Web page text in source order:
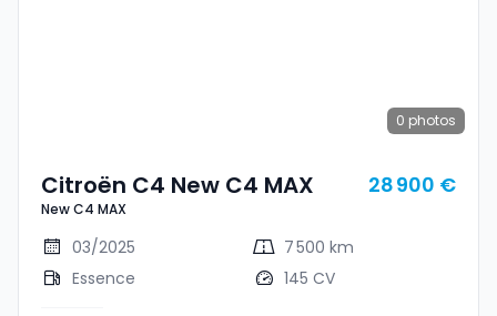
0 photos
Citroën C4 New C4 MAX
New C4 MAX
28 900 €
03/2025
7 500 km
Essence
145 CV